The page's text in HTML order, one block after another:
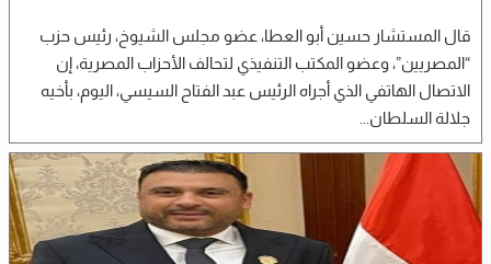
قال المستشار حسين أبو العطا، عضو مجلس الشيوخ، رئيس حزب
“المصريين”، وعضو المكتب التنفيذي لتحالف الأحزاب المصرية، إن
الاتصال الهاتفي الذي أجراه الرئيس عبد الفتاح السيسي، اليوم، بأخيه
جلالة السلطان...